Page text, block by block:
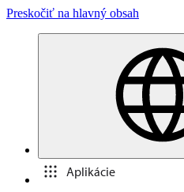
Preskočiť na hlavný obsah
Aplikácie